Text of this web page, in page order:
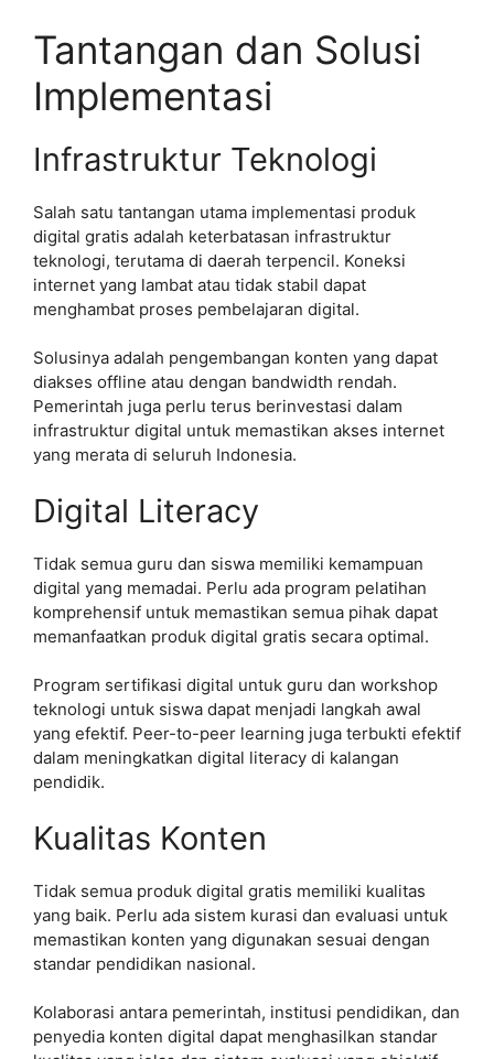
Tantangan dan Solusi
Implementasi
Infrastruktur Teknologi
Salah satu tantangan utama implementasi produk
digital gratis adalah keterbatasan infrastruktur
teknologi, terutama di daerah terpencil. Koneksi
internet yang lambat atau tidak stabil dapat
menghambat proses pembelajaran digital.
Solusinya adalah pengembangan konten yang dapat
diakses offline atau dengan bandwidth rendah.
Pemerintah juga perlu terus berinvestasi dalam
infrastruktur digital untuk memastikan akses internet
yang merata di seluruh Indonesia.
Digital Literacy
Tidak semua guru dan siswa memiliki kemampuan
digital yang memadai. Perlu ada program pelatihan
komprehensif untuk memastikan semua pihak dapat
memanfaatkan produk digital gratis secara optimal.
Program sertifikasi digital untuk guru dan workshop
teknologi untuk siswa dapat menjadi langkah awal
yang efektif. Peer-to-peer learning juga terbukti efektif
dalam meningkatkan digital literacy di kalangan
pendidik.
Kualitas Konten
Tidak semua produk digital gratis memiliki kualitas
yang baik. Perlu ada sistem kurasi dan evaluasi untuk
memastikan konten yang digunakan sesuai dengan
standar pendidikan nasional.
Kolaborasi antara pemerintah, institusi pendidikan, dan
penyedia konten digital dapat menghasilkan standar